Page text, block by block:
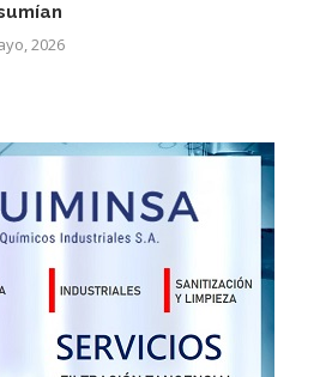
2026